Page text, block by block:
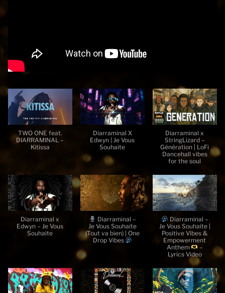
TWO ONE feat.
DIARRAMINAL –
Kitissa
Diarraminal X
Edwyn | Je Vous
Souhaite
Diarraminal x
StringLizard –
Génération | LoFi
Dancehall vibes
for the soul
Diarraminal x
Edwyn – Je Vous
Souhaite
Diarraminal –
Je Vous Souhaite
(Tout va bien) | One
Drop Vibes
Diarraminal –
Je Vous Souhaite |
Positive Vibes &
Empowerment
Anthem
–
Lyrics Video